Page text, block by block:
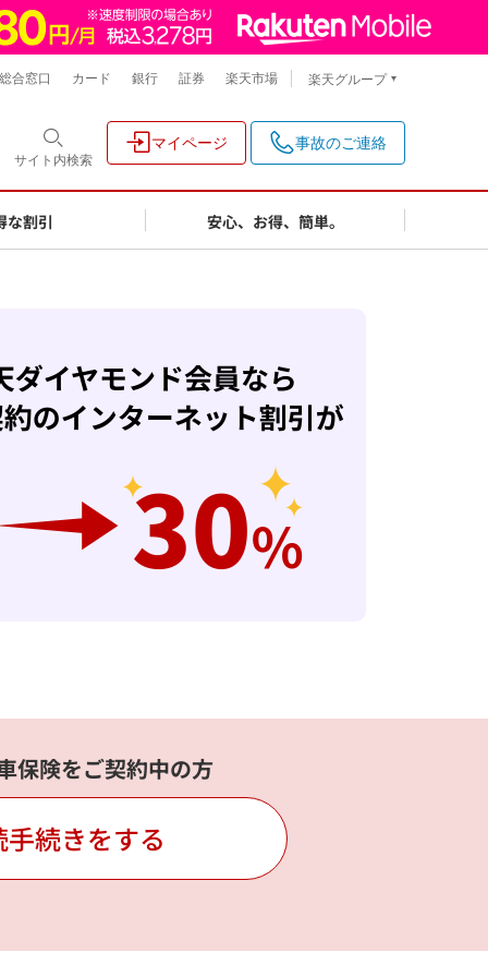
サイト内検索
マイページ 事故のご連絡
な割引 安心、お得、簡単。
合窓口 カード 銀行 証券 楽天市場 楽天グループ
保険をご契約中の方
手続きをする